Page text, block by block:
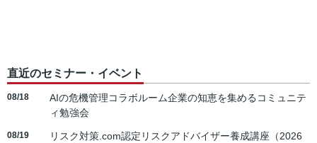
直近のセミナー・イベント
08/18
AIの危機管理コラボルーム企業の知恵を集めるコミュニテ
ィ勉強会
08/19
リスク対策.com認定リスクアドバイザー養成講座（2026